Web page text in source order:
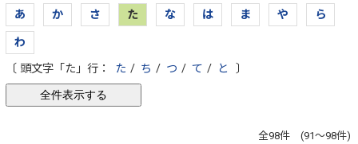
あ
か さ た な は ま や ら
わ
〔 頭文字「た」行：
た / ち / つ / て / と 〕
全98件 (91～98件)